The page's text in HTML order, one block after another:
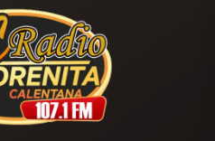
beneficiarios de los
programas sociales se
preguntan si la Secretaría
de Bienestar otorgará […]